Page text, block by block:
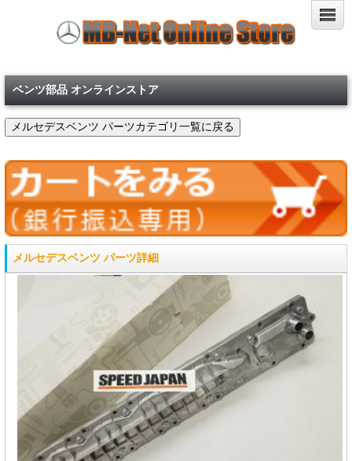
ベンツ部品 オンラインストア
メルセデスベンツ パーツ詳細